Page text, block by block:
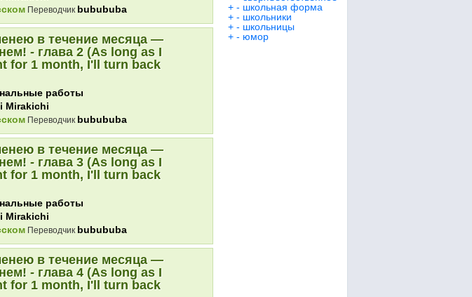
Переводчик bubububa
автора2. Автор просит об
(третья глава этой манги
перевод...
в течение месяца —
- глава 2 (As long as I
for 1 month, I'll turn back
работы
Mirakichi
Переводчик bubububa
обязательно поставьте
- отправьте автору
на предпоследней ...
в течение месяца —
- глава 3 (As long as I
for 1 month, I'll turn back
работы
Mirakichi
Переводчик bubububa
в течение месяца —
- глава 4 (As long as I
for 1 month, I'll turn back
+ - школьная форма
+ - школьники
+ - школьницы
+ - юмор